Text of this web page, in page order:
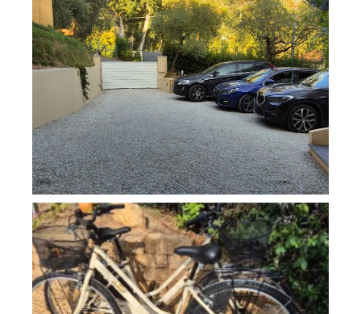
Privat
Parking
Gratis
Velo